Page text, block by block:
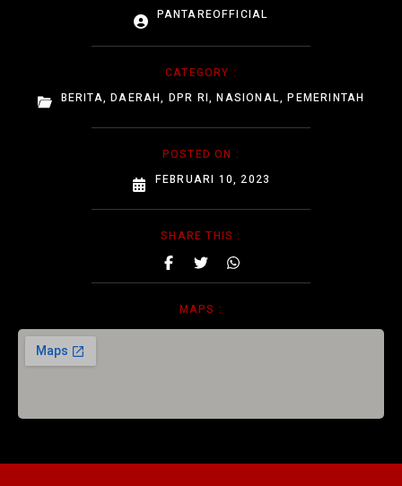
PANTAREOFFICIAL
CATEGORY :
BERITA,DAERAH, DPR RI,NASIONAL,PEMERINTAH
POSTED ON :
FEBRUARI 10, 2023
SHARE THIS :
MAPS :